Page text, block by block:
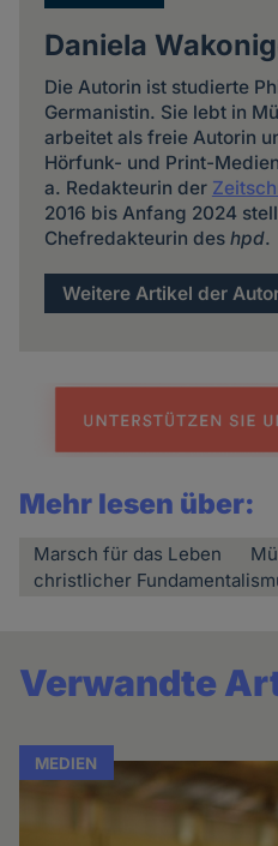
Daniela
Die Autorin ist studierte
Germanistin. Sie lebt in
arbeitet als freie Autorin
Hörfunk- und Print-
a. Redakteurin der
2016 bis Anfang 2024
Chefredakteurin des hpd.
Weitere Artikel der
Mehr lesen über:
Marsch für das Leben
christlicher
Verwandte
MEDIEN